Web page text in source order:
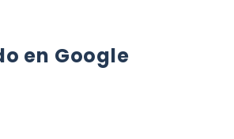
en Google
GOOGLE